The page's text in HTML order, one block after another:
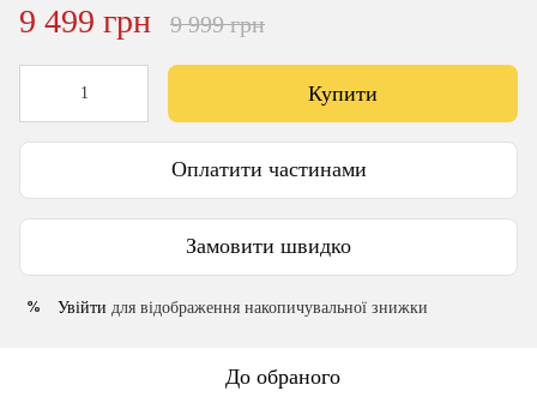
9 499 грн 9 999 грн
Купити
Оплатити частинами
Замовити швидко
% Увійти для відображення накопичувальної знижки
До обраного